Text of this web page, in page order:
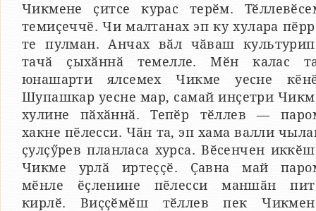
Чикмене ҫитсе курас терӗм.
темиҫеччӗ. Чи малтанах эп ку хулара
те пулман. Анчах вӑл чӑваш
тачӑ ҫыхӑннӑ темелле. Мӗн калас
юнашарти ялсемех Чикме уесне
Шупашкар уесне мар, самай инҫетри
хулине пӑхӑннӑ. Тепӗр тӗллев —
хакне пӗлесси. Чӑн та, эп хама валли
ҫулҫӳрев планласа хурса. Вӗсенчен
Чикме урлӑ иртеҫҫӗ. Ҫавна май
мӗнле ӗҫленине пӗлесси маншӑн
кирлӗ. Виҫҫӗмӗш тӗллев пек